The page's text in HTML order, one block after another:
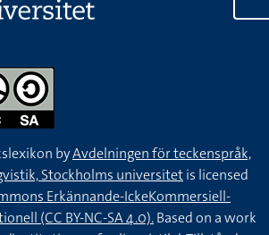
byAvdelningen för teckenspråk,
Stockholms universitetis licensed
Erkännande-IckeKommersiell-
(CC BY-NC-SA 4.0).Based on a work